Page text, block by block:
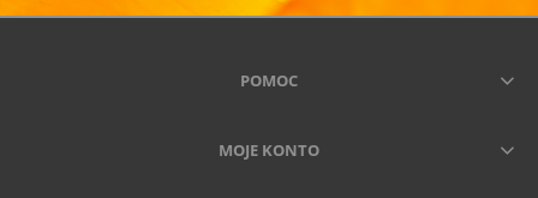
POMOC
MOJE KONTO